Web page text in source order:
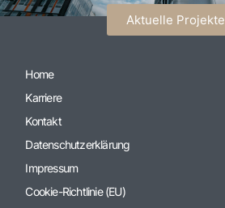
Aktuelle Projekte
Home
Karriere
Kontakt
Datenschutzerklärung
Impressum
Cookie-Richtlinie (EU)